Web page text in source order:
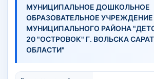
МУНИЦИПАЛЬНОЕ ДОШКОЛЬНОЕ
ОБРАЗОВАТЕЛЬНОЕ
МУНИЦИПАЛЬНОГО РАЙОНА
20 "ОСТРОВОК" Г. ВОЛЬСКА
ОБЛАСТИ"